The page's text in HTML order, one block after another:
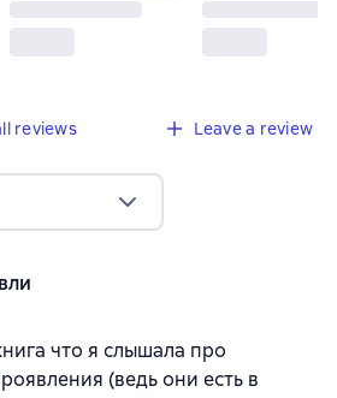
reviews Leave a review
что я слышала про
(ведь они есть в